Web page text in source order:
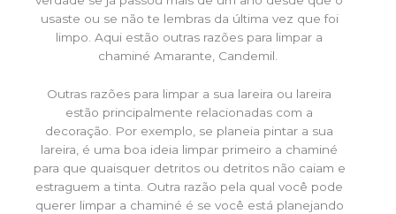
usaste ou se não te lembras da última vez que foi
limpo. Aqui estão outras razões para limpar a
chaminé Amarante, Candemil.
Outras razões para limpar a sua lareira ou lareira
estão principalmente relacionadas com a
decoração. Por exemplo, se planeia pintar a sua
lareira, é uma boa ideia limpar primeiro a chaminé
para que quaisquer detritos ou detritos não caiam e
estraguem a tinta. Outra razão pela qual você pode
querer limpar a chaminé é se você está planejando